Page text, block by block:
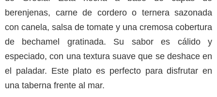
berenjenas, carne de cordero o ternera sazonada
con canela, salsa de tomate y una cremosa cobertura
de bechamel gratinada. Su sabor es cálido y
especiado, con una textura suave que se deshace en
el paladar. Este plato es perfecto para disfrutar en
una taberna frente al mar.